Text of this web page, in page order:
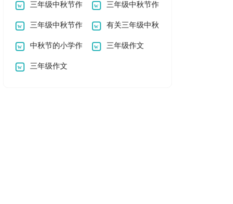
故事作文
三年级中秋节作
文300字
三年级中秋节作
文300字
三年级中秋节作
文500字
有关三年级中秋
节作文500字
中秋节的小学作
文300字
三年级作文
三年级作文